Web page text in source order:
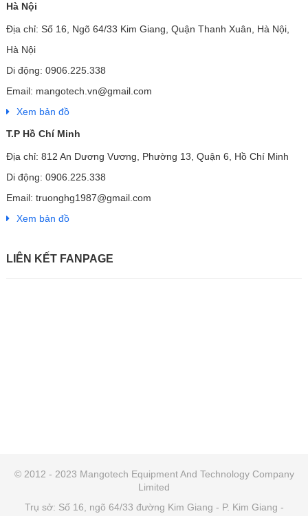
Hà Nội
Địa chỉ: Số 16, Ngõ 64/33 Kim Giang, Quận Thanh Xuân, Hà Nội,
Hà Nội
Di động: 0906.225.338
Email: mangotech.vn@gmail.com
Xem bản đồ
T.P Hồ Chí Minh
Địa chỉ: 812 An Dương Vương, Phường 13, Quận 6, Hồ Chí Minh
Di động: 0906.225.338
Email: truonghg1987@gmail.com
Xem bản đồ
LIÊN KẾT FANPAGE
© 2012 - 2023 Mangotech Equipment And Technology Company
Limited
Trụ sở: Số 16, ngõ 64/33 đường Kim Giang - P. Kim Giang -